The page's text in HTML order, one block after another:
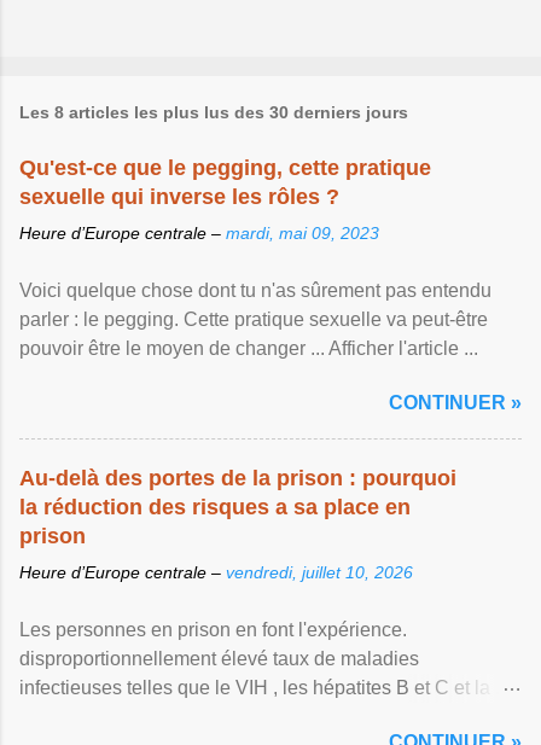
Les 8 articles les plus lus des 30 derniers jours
Qu'est-ce que le pegging, cette pratique
sexuelle qui inverse les rôles ?
Heure d’Europe centrale – mardi, mai 09, 2023
Voici quelque chose dont tu n'as sûrement pas entendu
parler : le pegging. Cette pratique sexuelle va peut-être
pouvoir être le moyen de changer ... Afficher l'article ...
CONTINUER »
Au-delà des portes de la prison : pourquoi
la réduction des risques a sa place en
prison
Heure d’Europe centrale – vendredi, juillet 10, 2026
Les personnes en prison en font l'expérience.
disproportionnellement élevé taux de maladies
infectieuses telles que le VIH , les hépatites B et C et la ...